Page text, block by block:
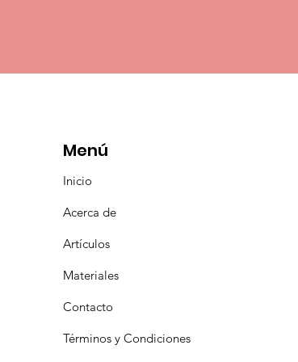
Menú
Inicio
Acerca de
Artículos
Materiales
Contacto
​Términos y Condiciones